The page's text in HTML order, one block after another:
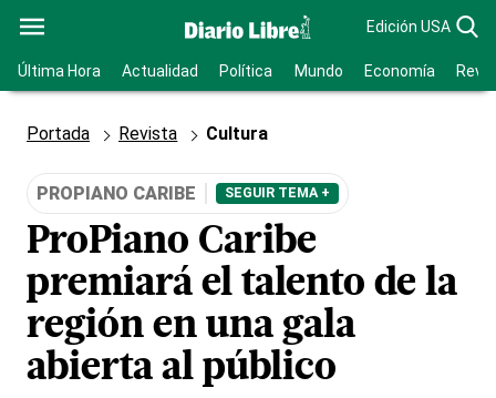
Edición USA
Última Hora Actualidad Política Mundo Economía
Portada Revista Cultura
PROPIANO CARIBE SEGUIR TEMA +
ProPiano Caribe
premiará el talento de la
región en una gala
abierta al público